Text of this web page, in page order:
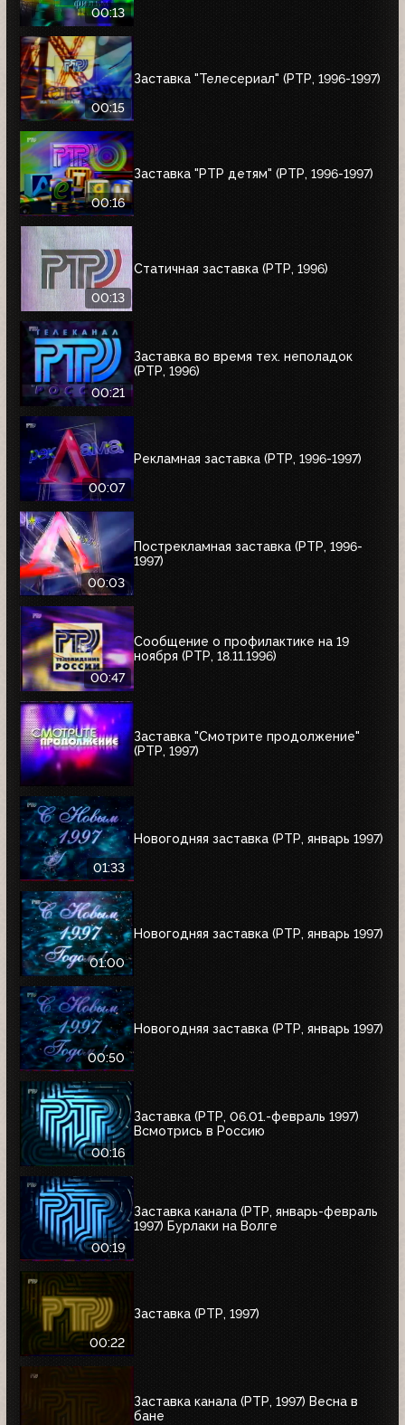
00:13
00:15
Заставка "Телесериал" (РТР, 1996-1997)
00:16
Заставка "РТР детям" (РТР, 1996-1997)
00:13
Статичная заставка (РТР, 1996)
00:21
Заставка во время тех. неполадок
(РТР, 1996)
00:07
Рекламная заставка (РТР, 1996-1997)
00:03
Пострекламная заставка (РТР, 1996-
1997)
00:47
Сообщение о профилактике на 19
ноября (РТР, 18.11.1996)
Заставка "Смотрите продолжение"
(РТР, 1997)
01:33
Новогодняя заставка (РТР, январь 1997)
01:00
Новогодняя заставка (РТР, январь 1997)
00:50
Новогодняя заставка (РТР, январь 1997)
00:16
Заставка (РТР, 06.01.-февраль 1997)
Всмотрись в Россию
00:19
Заставка канала (РТР, январь-февраль
1997) Бурлаки на Волге
00:22
Заставка (РТР, 1997)
Заставка канала (РТР, 1997) Весна в
бане